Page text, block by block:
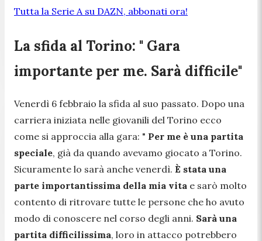
Tutta la Serie A su DAZN, abbonati ora!
La sfida al Torino: " Gara
importante per me. Sarà difficile"
Venerdì 6 febbraio la sfida al suo passato. Dopo una
carriera iniziata nelle giovanili del Torino ecco
come si approccia alla gara: " Per me è una partita
speciale, già da quando avevamo giocato a Torino.
Sicuramente lo sarà anche venerdì. È stata una
parte importantissima della mia vita e sarò molto
contento di ritrovare tutte le persone che ho avuto
modo di conoscere nel corso degli anni. Sarà una
partita difficilissima, loro in attacco potrebbero